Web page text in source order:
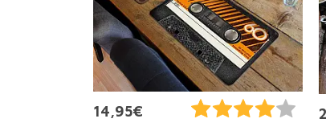
14,95€